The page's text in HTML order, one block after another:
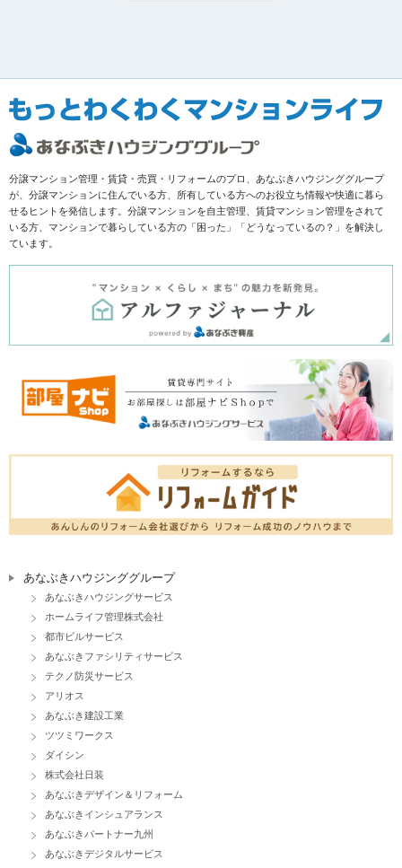
分譲マンション管理・賃貸・売買・リフォームのプロ、あなぶきハウジンググループ
が、分譲マンションに住んでいる方、所有している方へのお役立ち情報や快適に暮ら
せるヒントを発信します。分譲マンションを自主管理、賃貸マンション管理をされて
いる方、マンションで暮らしている方の「困った」「どうなっているの？」を解決し
ています。
あなぶきハウジンググループ
あなぶきハウジングサービス
ホームライフ管理株式会社
都市ビルサービス
あなぶきファシリティサービス
テクノ防災サービス
アリオス
あなぶき建設工業
ツツミワークス
ダイシン
株式会社日装
あなぶきデザイン＆リフォーム
あなぶきインシュアランス
あなぶきパートナー九州
あなぶきデジタルサービス